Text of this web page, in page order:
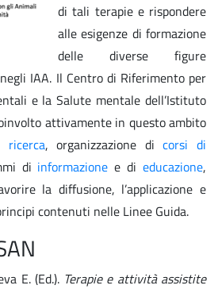
di tali terapie e rispondere
alle esigenze di formazione
delle diverse figure
IAA. Il Centro di Riferimento per
e la Salute mentale dell’Istituto
attivamente in questo ambito
ricerca, organizzazione dicorsi di
di informazione e dieducazione,
la diffusione, l’applicazione e
contenuti nelle Linee Guida.
E. (Ed.). Terapie e attività assistite